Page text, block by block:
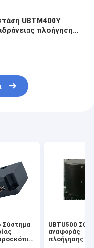
UBTM400Y
πλοήγησης
Σύστημα
UBTU500
αναφοράς
πλοήγησης